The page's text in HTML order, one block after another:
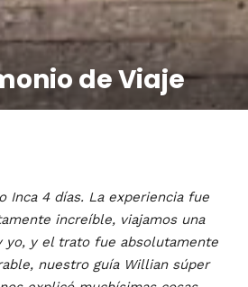
de Viaje
Inca 4 días. La experiencia fue
increíble, viajamos una
yo, y el trato fue absolutamente
nuestro guía Willian súper